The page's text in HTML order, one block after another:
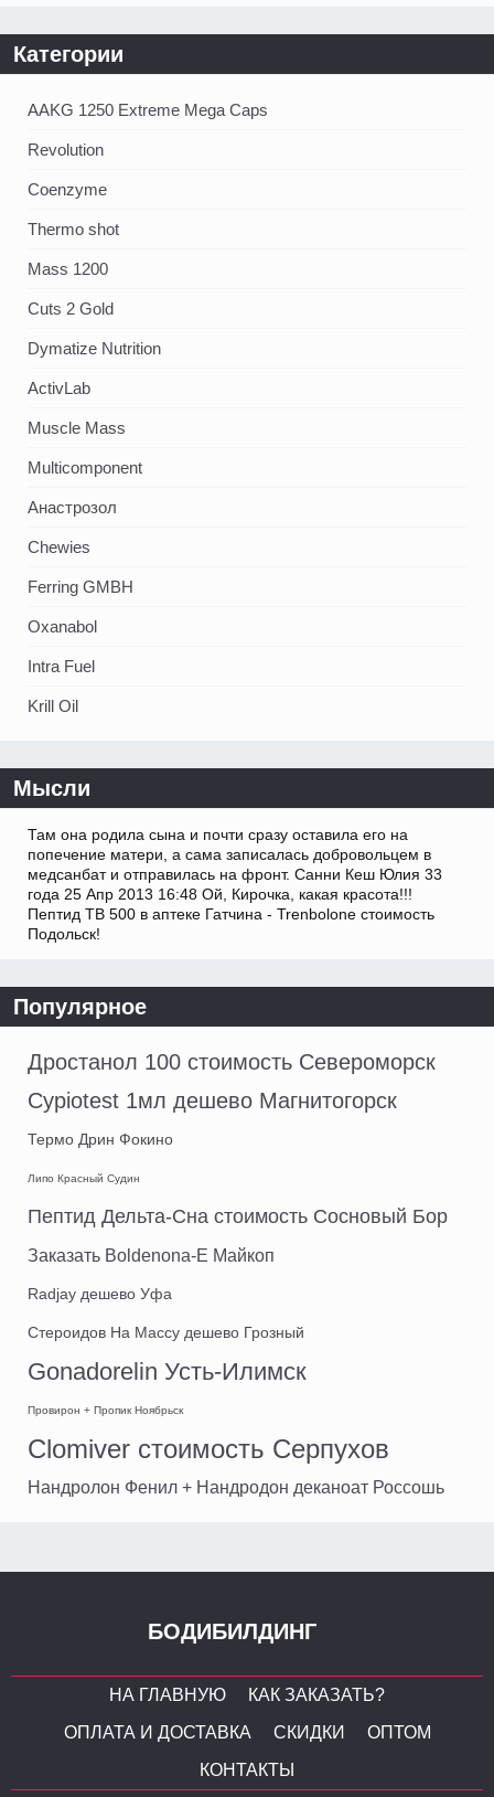
Категории
AAKG 1250 Extreme Mega Caps
Revolution
Coenzyme
Thermo shot
Mass 1200
Cuts 2 Gold
Dymatize Nutrition
ActivLab
Muscle Mass
Multicomponent
Анастрозол
Chewies
Ferring GMBH
Oxanabol
Intra Fuel
Krill Oil
Мысли
Там она родила сына и почти сразу оставила его на
попечение матери, а сама записалась добровольцем в
медсанбат и отправилась на фронт. Санни Кеш Юлия 33
года 25 Апр 2013 16:48 Ой, Кирочка, какая красота!!!
Пептид TB 500 в аптеке Гатчина - Trenbolone стоимость
Подольск!
Популярное
Дростанол 100 стоимость Североморск
Cypiotest 1мл дешево Магнитогорск
Термо Дрин Фокино
Липо Красный Судин
Пептид Дельта-Сна стоимость Сосновый Бор
Заказать Boldenona-E Майкоп
Radjay дешево Уфа
Стероидов На Массу дешево Грозный
Gonadorelin Усть-Илимск
Провирон + Пропик Ноябрьск
Clomiver стоимость Серпухов
Нандролон Фенил + Нандродон деканоат Россошь
БОДИБИЛДИНГ
НА ГЛАВНУЮ
КАК ЗАКАЗАТЬ?
ОПЛАТА И ДОСТАВКА
СКИДКИ
ОПТОМ
КОНТАКТЫ